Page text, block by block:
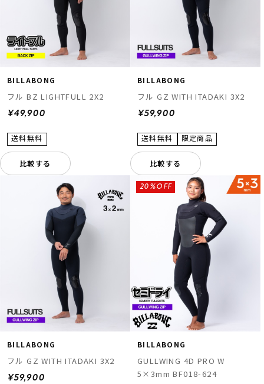
BILLABONG
フル BZ LIGHTFULL 2X2
¥49,900
比較する
BILLABONG
フル GZ WITH ITADAKI 3X2
¥59,900
比較する
BILLABONG
フル GZ WITH ITADAKI 3X2
¥59,900
BILLABONG
GULLWING 4D PRO W
5×3mm BF018-624
20%OFF